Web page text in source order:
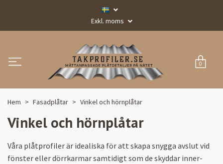
Exkl. moms
0
Hem Fasadplåtar Vinkel och hörnplåtar
Vinkel och hörnplåtar
Våra plåtprofiler är idealiska för att skapa snygga avslut vid
fönster eller dörrkarmar samtidigt som de skyddar inner-